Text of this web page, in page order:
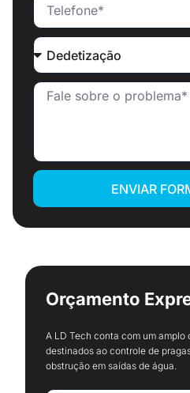
ENVIAR
Orçamento
A LD Tech conta com um
destinados ao controle de
obstrução em saídas de água.